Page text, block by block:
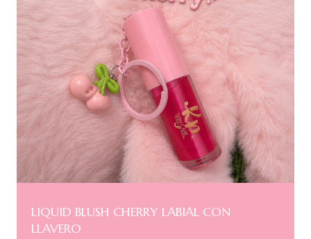
LIQUID BLUSH CHERRY LABIAL CON
LLAVERO